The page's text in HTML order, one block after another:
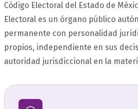
Código Electoral del Estado de
Electoral es un órgano público
permanente con personalidad
propios, independiente en sus
autoridad jurisdiccional en la